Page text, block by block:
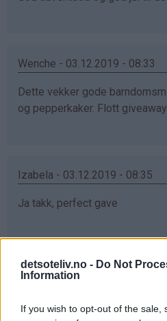
detsoteliv.no - Do Not
Information
If you wish to opt-out of the sale,
Wenche - 03.12.2019 - 08:33
Dette vekker gode
og pepperkaker. Flott giveaway.
Izabela - 03.12.2019 - 08:35
Ja takk, perfect gave
Anne-lene Ulriksen -
en hektisk juletid ønsker deg